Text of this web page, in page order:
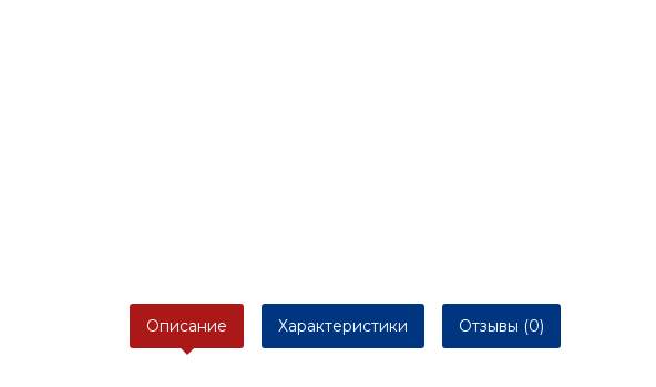
Описание Характеристики Отзывы (0)